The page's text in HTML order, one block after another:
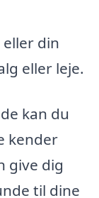
din
eller leje.
kan du
kender
give dig
til dine